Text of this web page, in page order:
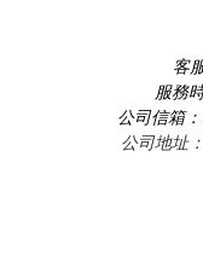
客
服務
公司信箱：
公司地址